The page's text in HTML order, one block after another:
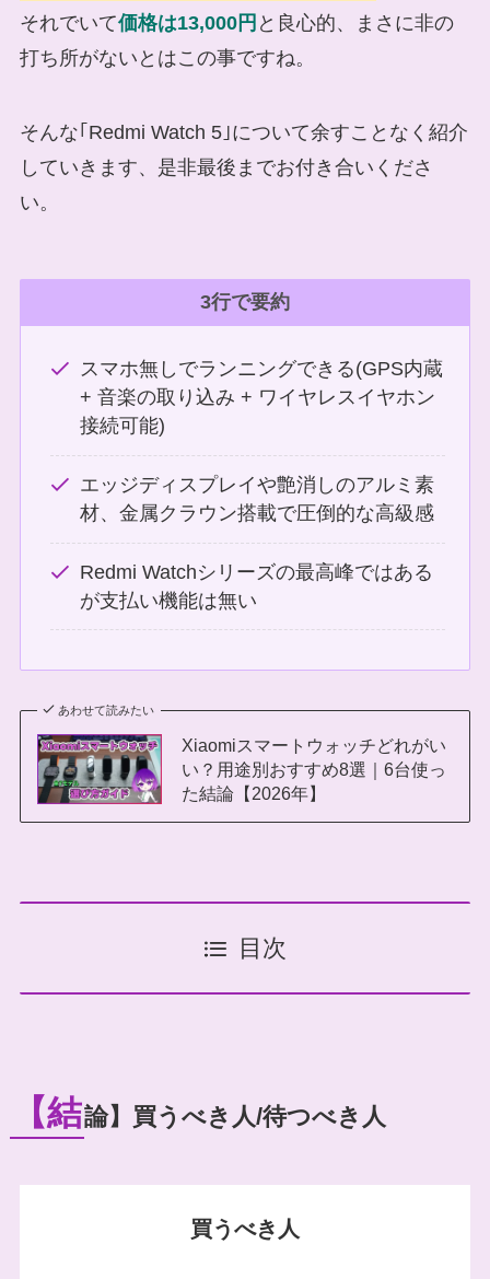
それでいて価格は13,000円 と良心的、まさに非の
打ち所がないとはこの事ですね。
そんな｢Redmi Watch 5｣について余すことなく紹介
していきます、是非最後までお付き合いくださ
い。
3行で要約
スマホ無しでランニングできる(GPS内蔵
+ 音楽の取り込み + ワイヤレスイヤホン
接続可能)
エッジディスプレイや艶消しのアルミ素
材、金属クラウン搭載で圧倒的な高級感
Redmi Watchシリーズの最高峰ではある
が支払い機能は無い
あわせて読みたい
Xiaomiスマートウォッチどれがい
い？用途別おすすめ8選｜6台使っ
た結論【2026年】
目次
【結論】買うべき人/待つべき人
買うべき人